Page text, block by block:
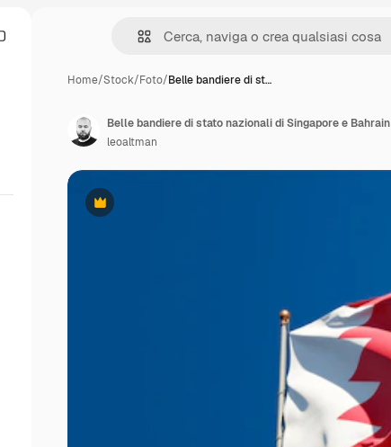
Home/Stock/Foto/Belle bandiere di st…
Premium
Belle bandiere di stato nazionali di Singapore e Bahrain
leoaltman